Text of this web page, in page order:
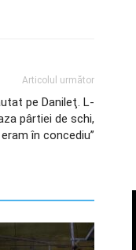
Articolul următor
pe Danileţ. L-
pârtiei de schi,
eram în concediu”